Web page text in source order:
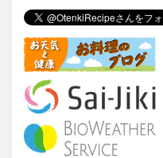
er e
b
o
o
k
n
a